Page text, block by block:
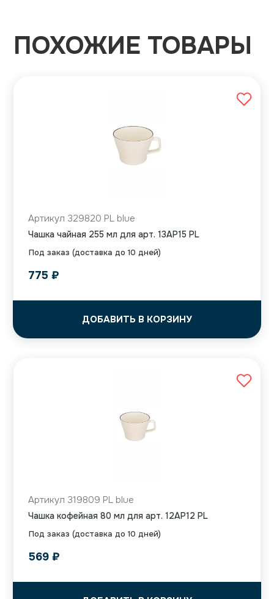
ПОХОЖИЕ ТОВАРЫ
Под заказ (доставка до 10 дней)
Артикул 329820 PL blue
Чашка чайная 255 мл для арт. 13AP15 PL
775 ₽
ДОБАВИТЬ В КОРЗИНУ
Под заказ (доставка до 10 дней)
Артикул 319809 PL blue
Чашка кофейная 80 мл для арт. 12AP12 PL
569 ₽